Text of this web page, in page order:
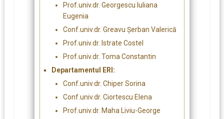
Prof.univ.dr. Georgescu Iuliana
Eugenia
Conf.univ.dr. Greavu Șerban Valerică
Prof.univ.dr. Istrate Costel
Prof.univ.dr. Toma Constantin
Departamentul ERI:
Conf.univ.dr. Chiper Sorina
Conf.univ.dr. Ciortescu Elena
Prof.univ.dr. Maha Liviu-George